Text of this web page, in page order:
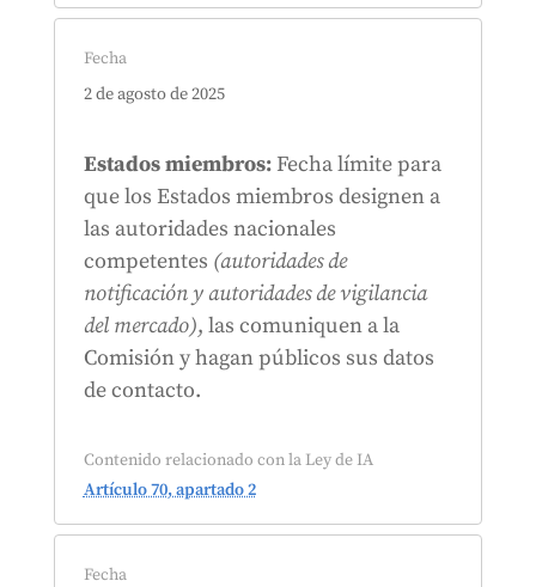
Fecha
2 de agosto de 2025
Estados miembros:Fecha límite para
que los Estados miembros designen a
las autoridades nacionales
competentes (autoridades de
notificación y autoridades de vigilancia
del mercado), las comuniquen a la
Comisión y hagan públicos sus datos
de contacto.
Contenido relacionado con la Ley de IA
Artículo 70, apartado 2
Fecha